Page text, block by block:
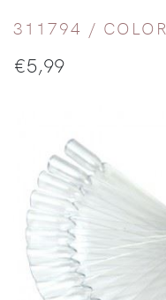
311794 /
€5,99